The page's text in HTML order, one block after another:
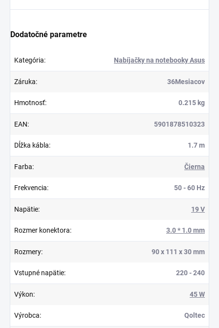
Dodatočné parametre
Kategória: Nabíjačky na notebooky Asus
Záruka: 36Mesiacov
Hmotnosť: 0.215 kg
EAN: 5901878510323
Dĺžka kábla: 1.7 m
Farba: Čierna
Frekvencia: 50 - 60 Hz
Napätie: 19 V
Rozmer konektora: 3.0 * 1.0 mm
Rozmery: 90 x 111 x 30 mm
Vstupné napätie: 220 - 240
Výkon: 45 W
Výrobca: Qoltec